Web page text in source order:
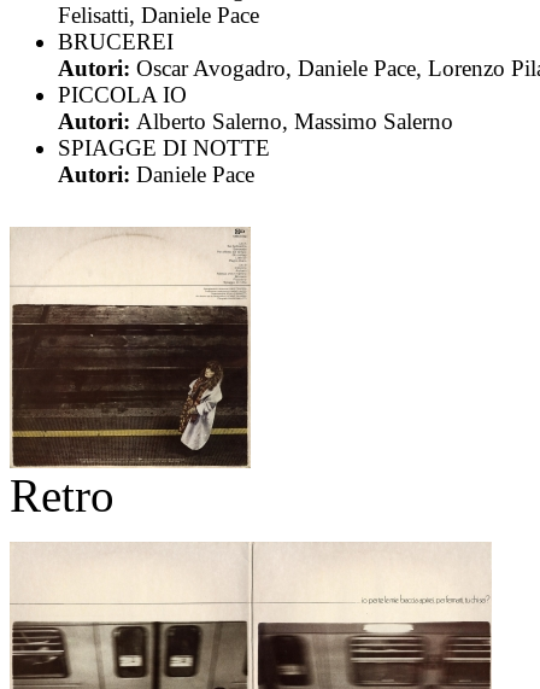
Felisatti, Daniele Pace
BRUCEREI
Autori: Oscar Avogadro, Daniele Pace, Lorenzo
PICCOLA IO
Autori: Alberto Salerno, Massimo Salerno
SPIAGGE DI NOTTE
Autori: Daniele Pace
Retro